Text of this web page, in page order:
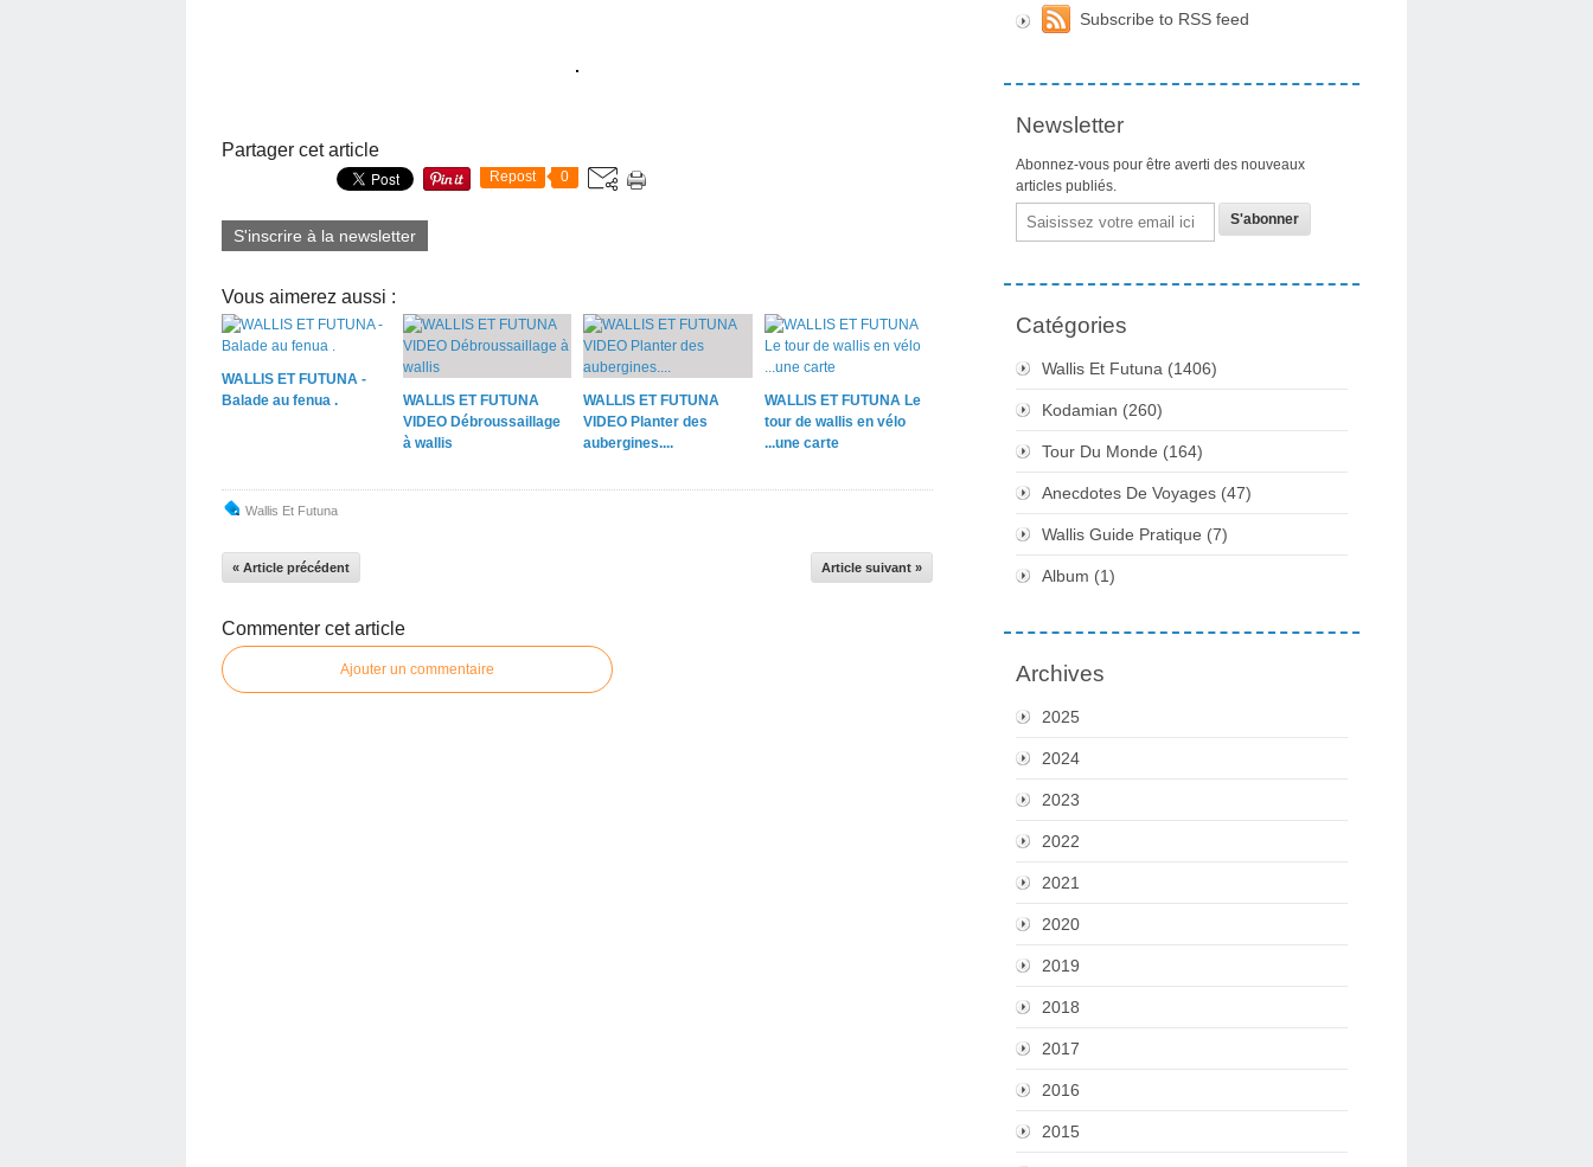
Partager cet article
Repost 0
S'inscrire à la newsletter
Vous aimerez aussi :
WALLIS ET FUTUNA -
Balade au fenua .
WALLIS ET FUTUNA
VIDEO Débroussaillage
à wallis
WALLIS ET FUTUNA
VIDEO Planter des
aubergines....
WALLIS ET FUTUNA Le
tour de wallis en vélo
...une carte
Wallis Et Futuna
« Article précédent Article suivant »
Commenter cet article
Ajouter un commentaire
Subscribe to RSS feed
Newsletter
Abonnez-vous pour être averti des nouveaux
articles publiés.
Email
Catégories
Wallis Et Futuna (1406)
Kodamian (260)
Tour Du Monde (164)
Anecdotes De Voyages (47)
Wallis Guide Pratique (7)
Album (1)
Archives
2025
2024
2023
2022
2021
2020
2019
2018
2017
2016
2015